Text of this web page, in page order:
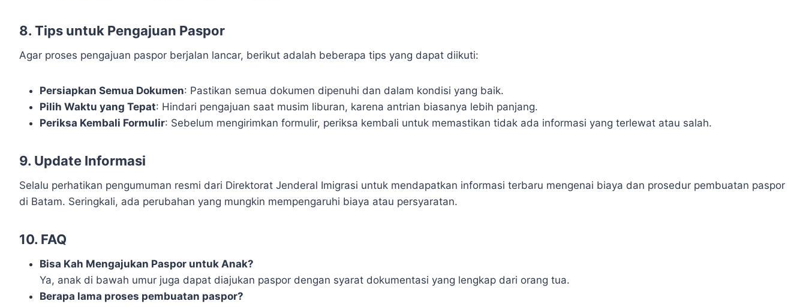
8. Tips untuk Pengajuan Paspor
Agar proses pengajuan paspor berjalan lancar, berikut adalah beberapa tips yang dapat diikuti:
Persiapkan Semua Dokumen: Pastikan semua dokumen dipenuhi dan dalam kondisi yang baik.
Pilih Waktu yang Tepat: Hindari pengajuan saat musim liburan, karena antrian biasanya lebih panjang.
Periksa Kembali Formulir: Sebelum mengirimkan formulir, periksa kembali untuk memastikan tidak ada informasi yang terlewat atau salah.
9. Update Informasi
Selalu perhatikan pengumuman resmi dari Direktorat Jenderal Imigrasi untuk mendapatkan informasi terbaru mengenai biaya dan prosedur pembuatan paspor
di Batam. Seringkali, ada perubahan yang mungkin mempengaruhi biaya atau persyaratan.
10. FAQ
Bisa Kah Mengajukan Paspor untuk Anak?
Ya, anak di bawah umur juga dapat diajukan paspor dengan syarat dokumentasi yang lengkap dari orang tua.
Berapa lama proses pembuatan paspor?